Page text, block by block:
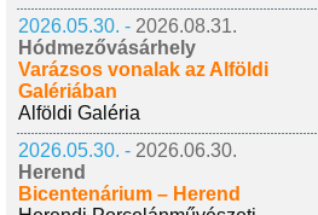
2026.05.30. - 2026.08.31.
Hódmezővásárhely
Varázsos vonalak az Alföldi
Galériában
Alföldi Galéria
2026.05.30. - 2026.06.30.
Herend
Bicentenárium – Herend